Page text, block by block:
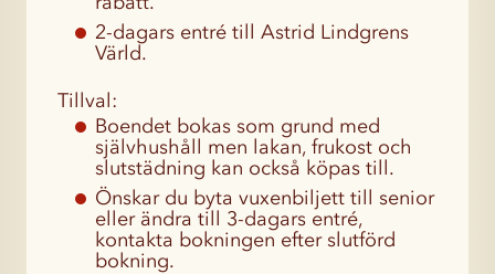
2-dagars entré till Astrid Lindgrens
Värld.
Tillval:
Boendet bokas som grund med
självhushåll men lakan, frukost och
slutstädning kan också köpas till.
Önskar du byta vuxenbiljett till senior
eller ändra till 3-dagars entré,
kontakta bokningen efter slutförd
bokning.